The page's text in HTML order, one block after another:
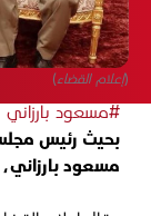
(إعلام القضاء)
#مسعود بارزاني
بحيث رئيس
مسعود